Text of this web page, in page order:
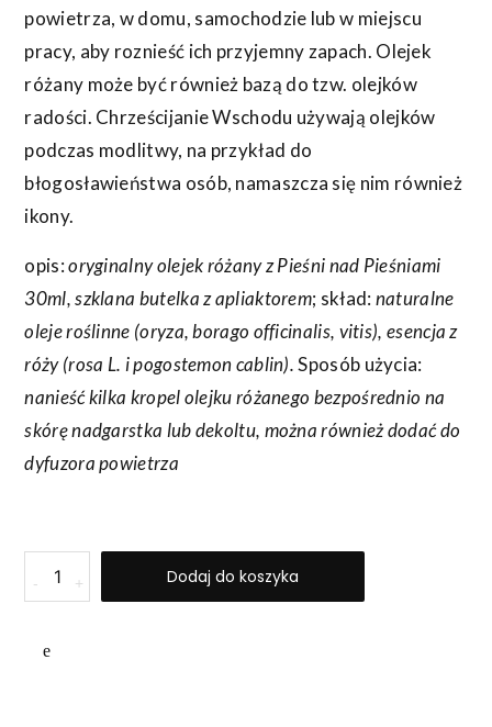
powietrza, w domu, samochodzie lub w miejscu
pracy, aby roznieść ich przyjemny zapach. Olejek
różany może być również bazą do tzw. olejków
radości. Chrześcijanie Wschodu używają olejków
podczas modlitwy, na przykład do
błogosławieństwa osób, namaszcza się nim również
ikony.
opis:oryginalny olejek różany z Pieśni nad Pieśniami
30ml, szklana butelka z apliaktorem; skład: naturalne
oleje roślinne (oryza, borago officinalis, vitis), esencja z
róży (rosa L. i pogostemon cablin).Sposób użycia:
nanieść kilka kropel olejku różanego bezpośrednio na
skórę nadgarstka lub dekoltu, można również dodać do
dyfuzora powietrza
OLEJEK+
- Dodaj do koszyka